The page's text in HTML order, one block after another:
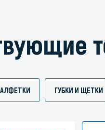
ГУБКИ И ЩЕТКИ